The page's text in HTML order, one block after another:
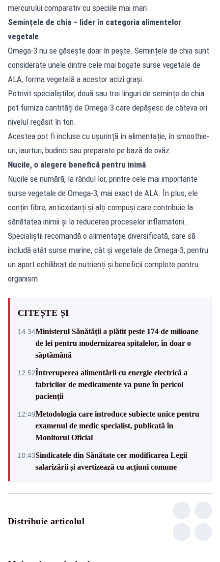
mercurului comparativ cu speciile mai mari.
Semințele de chia – lider în categoria alimentelor
vegetale
Omega-3 nu se găsește doar în pește. Semințele de chia sunt
considerate unele dintre cele mai bogate surse vegetale de
ALA, forma vegetală a acestor acizi grași.
Potrivit specialiștilor, două sau trei linguri de semințe de chia
pot furniza cantități de Omega-3 care depășesc de câteva ori
nivelul regăsit în ton.
Acestea pot fi incluse cu ușurință în alimentație, în smoothie-
uri, iaurturi, budinci sau preparate pe bază de ovăz.
Nucile, o alegere benefică pentru inimă
Nucile se numără, la rândul lor, printre cele mai importante
surse vegetale de Omega-3, mai exact de ALA. În plus, ele
conțin fibre, antioxidanți și alți compuși care contribuie la
sănătatea inimii și la reducerea proceselor inflamatorii.
Specialiștii recomandă o alimentație diversificată, care să
includă atât surse marine, cât și vegetale de Omega-3, pentru
un aport echilibrat de nutrienți și beneficii complete pentru
organism.
CITEȘTE ȘI
14:34Ministerul Sănătății a plătit peste 174 de milioane
de lei pentru modernizarea spitalelor, în doar o
săptămână
12:52Întreruperea alimentării cu energie electrică a
fabricilor de medicamente va pune în pericol
pacienții
12:49Metodologia care introduce subiecte unice pentru
examenul de medic specialist, publicată în
Monitorul Oficial
10:43Sindicatele din Sănătate cer modificarea Legii
salarizării și avertizează cu acțiuni comune
Distribuie articolul